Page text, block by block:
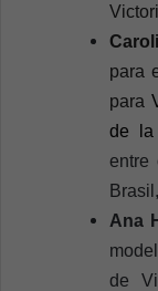
para
para
de la
entre
Ana
de